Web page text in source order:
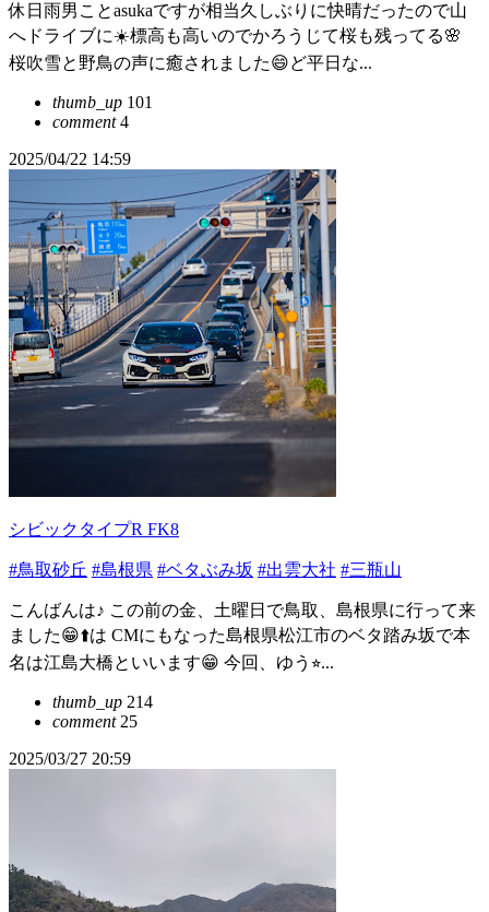
休日雨男ことasukaですが相当久しぶりに快晴だったので山
へドライブに☀️標高も高いのでかろうじて桜も残ってる🌸
桜吹雪と野鳥の声に癒されました😄ど平日な...
thumb_up 101
comment4
2025/04/22 14:59
シビックタイプR FK8
#鳥取砂丘 #島根県 #ベタぶみ坂 #出雲大社 #三瓶山
こんばんは♪ この前の金、土曜日で鳥取、島根県に行って来
ました😁⬆️は CMにもなった島根県松江市のベタ踏み坂で本
名は江島大橋といいます😁 今回、ゆう⭐︎...
thumb_up 214
comment25
2025/03/27 20:59